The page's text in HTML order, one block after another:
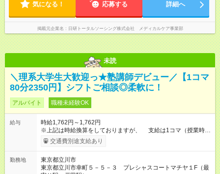
気になる！ 応募する 詳細へ
掲載元企業名 日研トータルソーシング株式会社 メディカルケア事業部
未読
＼理系大学生大歓迎っ★塾講師デビュー／【1コマ
80分2350円】シフトご相談◎柔軟に！
アルバイト 職種未経験OK
給与
時給1,762円～1,762円
※上記は時給換算をしておりますが、 支給は1コマ（授業時間
は80分）ごととなります。 【授業1コマ(80分)】2,350円 ※未経
験でも授業1コマ2,350円スタート！ ※大学受験英語・数3・物
と・・・】2,350円×2コマ=4700円 【1日3コマ担当する
と・・・】2,350円×3コマ=7,050円 【試用期間】試用期間なし
交通費別途支給あり
勤務地
東京都立川市
東京都立川市幸町５－５－３ プレシャスコートマチヤ１F（最